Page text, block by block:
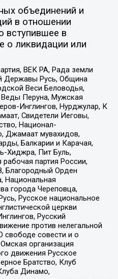
объединений и
в отношении
вступившее в
о ликвидации или
ВЕК РА, Рада земли
Державы Русь, Община
Веси Беловодья,
Перуна, Мужская
Инглингов, Нурджулар, К
Свидетели Иеговы,
Национал-
Джамаат мувахидов,
Балкарии и Карачая,
Хиджра, Пит Буль,
партия России,
Благородный Орден
Национальная
города Череповца,
Русское национальное
церкви
Русский
против нелегальной
свободе совести и о
организация
движения Русское
Братство, Клуб
Динамо,